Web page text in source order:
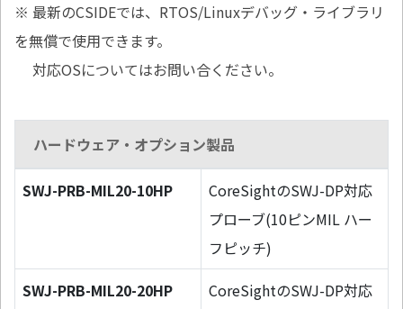
※ 最新のCSIDEでは、RTOS/Linuxデバッグ・ライブラリ
を無償で使用できます。
対応OSについてはお問い合ください。
ハードウェア・オプション製品
SWJ-PRB-MIL20-10HP
CoreSightのSWJ-DP対応
プローブ(10ピンMIL ハー
フピッチ)
SWJ-PRB-MIL20-20HP
CoreSightのSWJ-DP対応